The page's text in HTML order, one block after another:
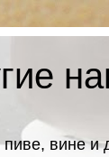
вине